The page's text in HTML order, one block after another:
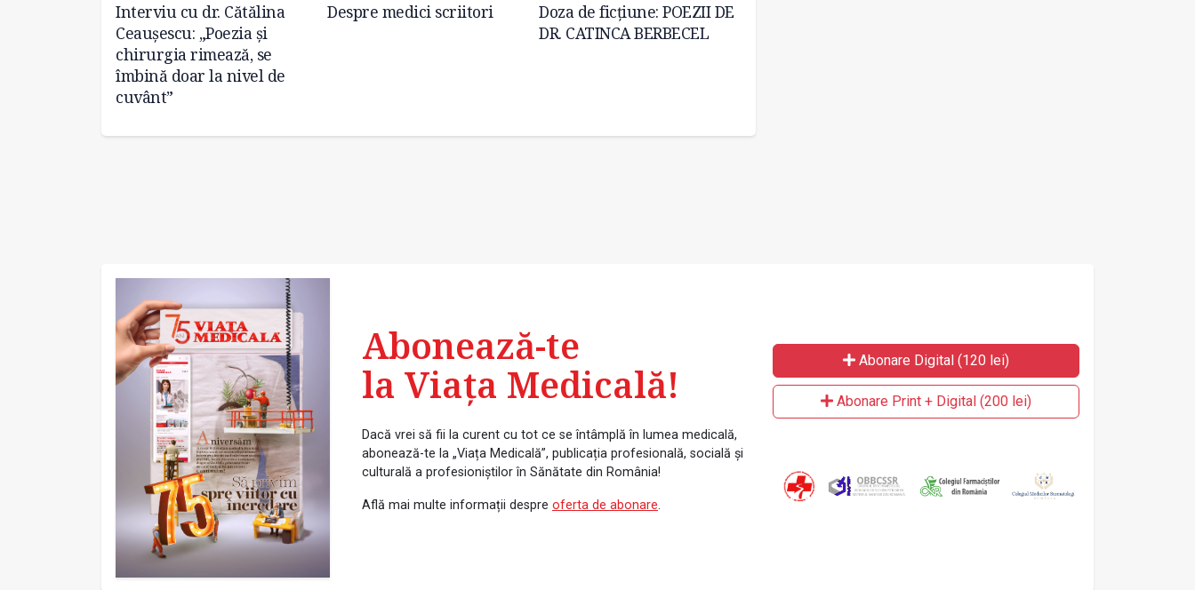
Interviu cu dr. Cătălina
Ceaușescu: „Poezia și
chirurgia rimează, se
îmbină doar la nivel de
cuvânt”
Despre medici scriitori
Doza de ficțiune: POEZII DE
DR. CATINCA BERBECEL
Abonează-te
la Viața Medicală!
Dacă vrei să fii la curent cu tot ce se întâmplă în lumea medicală,
abonează-te la „Viața Medicală”, publicația profesională, socială și
culturală a profesioniștilor în Sănătate din România!
Află mai multe informații despre oferta de abonare.
Abonare Digital (120 lei)
Abonare Print + Digital (200 lei)